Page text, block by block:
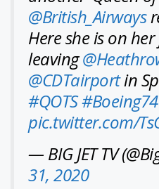
@British_Airways
Here she is on
leaving
@CDTairportin
#QOTS
pic.twitter.com/
— BIG JET TV
31, 2020